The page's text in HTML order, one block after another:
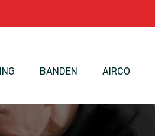
BANDEN AIRCO